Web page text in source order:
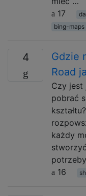
17
bing-maps
4
Gdzie
Road
Czy jest
pobrać
każdy
16